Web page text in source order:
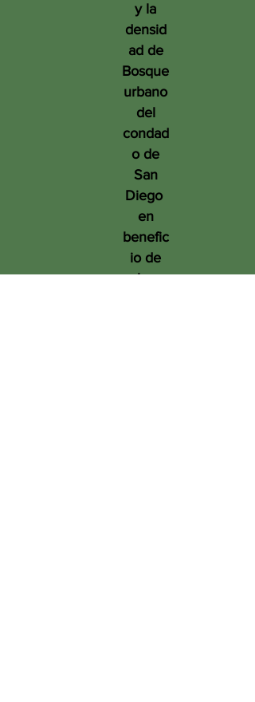
y la
densid
ad de
Bosque
urbano
del
condad
o de
San
Diego
en
benefic
io de
las